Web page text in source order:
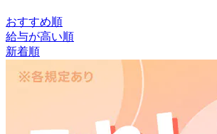
おすすめ順
給与が高い順
新着順